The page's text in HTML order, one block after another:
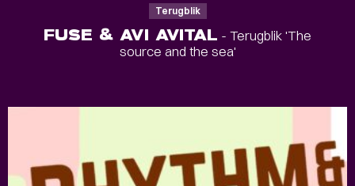
Terugblik
FUSE & AVI AVITAL - Terugblik 'The
source and the sea'